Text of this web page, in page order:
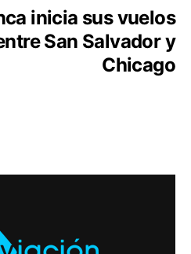
inicia sus vuelos
San Salvador y
Chicago